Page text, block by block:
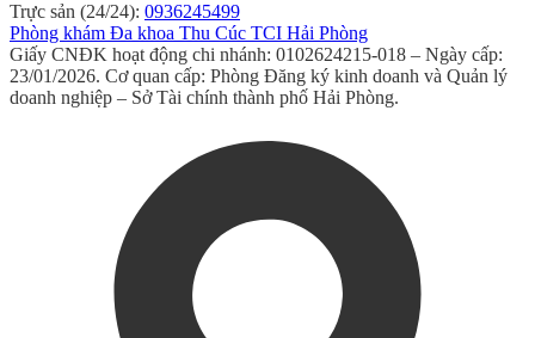
Trực sản (24/24): 0936245499
Phòng khám Đa khoa Thu Cúc TCI Hải Phòng
Giấy CNĐK hoạt động chi nhánh: 0102624215-018 – Ngày cấp:
23/01/2026. Cơ quan cấp: Phòng Đăng ký kinh doanh và Quản lý
doanh nghiệp – Sở Tài chính thành phố Hải Phòng.